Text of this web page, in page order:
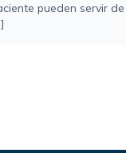
pueden servir